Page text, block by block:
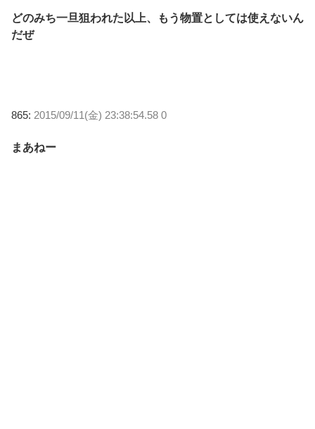
どのみち一旦狙われた以上、もう物置としては使えないん
だぜ
865: 2015/09/11(金) 23:38:54.58 0
まあねー